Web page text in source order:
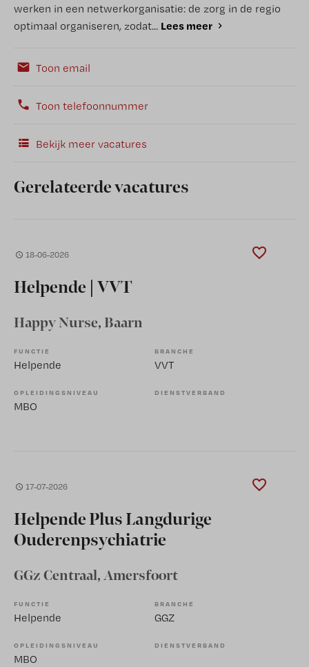
werken in een netwerkorganisatie: de zorg in de regio
optimaal organiseren, zodat... Lees meer
Toon email
Toon telefoonnummer
Bekijk meer vacatures
Gerelateerde vacatures
18-06-2026
Helpende | VVT
Happy Nurse, Baarn
FUNCTIE
Helpende
BRANCHE
VVT
OPLEIDINGSNIVEAU
MBO
DIENSTVERBAND
17-07-2026
Helpende Plus Langdurige
Ouderenpsychiatrie
GGz Centraal, Amersfoort
FUNCTIE
Helpende
BRANCHE
GGZ
OPLEIDINGSNIVEAU
MBO
DIENSTVERBAND